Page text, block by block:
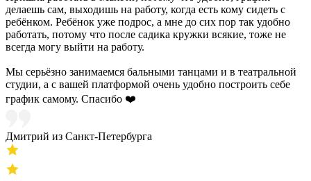
делаешь сам, выходишь на работу, когда есть кому сидеть с
ребёнком. Ребёнок уже подрос, а мне до сих пор так удобно
работать, потому что после садика кружки всякие, тоже не
всегда могу выйти на работу.
Мы серьёзно занимаемся бальными танцами и в театральной
студии, а с вашей платформой очень удобно построить себе
график самому. Спасибо ❤️
Дмитрий из Санкт-Петербурга